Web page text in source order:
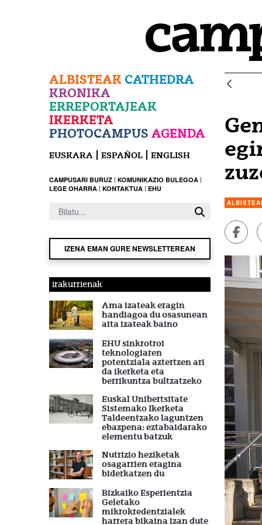
ALBISTEAK CATHEDRA
KRONIKA
ERREPORTAJEAK
IKERKETA
PHOTOCAMPUS AGENDA
EUSKARA ESPAÑOL ENGLISH
CAMPUSARI BURUZ KOMUNIKAZIO BULEGOA
LEGE OHARRA KONTAKTUA EHU
IZENA EMAN GURE NEWSLETTEREAN
irakurrienak
Ama izateak eragin
handiagoa du osasunean
aita izateak baino
EHU sinkrotroi
teknologiaren
potentziala aztertzen ari
da ikerketa eta
berrikuntza bultzatzeko
Euskal Unibertsitate
Sistemako Ikerketa
Taldeentzako laguntzen
ebazpena: eztabaidarako
elementu batzuk
Nutrizio heziketak
osagarrien eragina
biderkatzen du
Bizkaiko Esperientzia
Geletako
mikrokredentzialek
harrera bikaina izan dute